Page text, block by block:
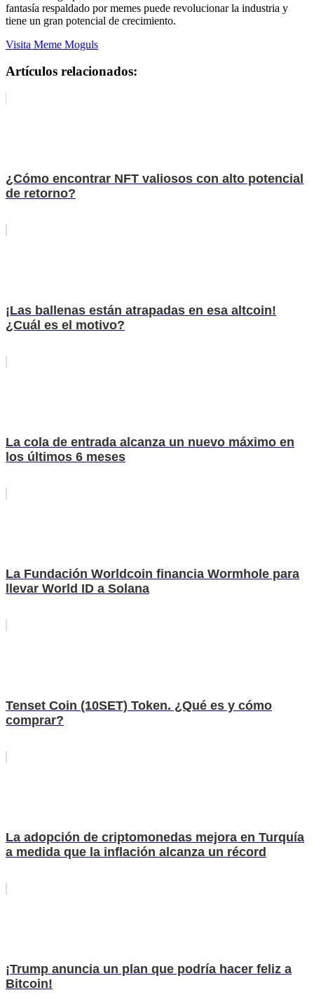
fantasía respaldado por memes puede revolucionar la industria y
tiene un gran potencial de crecimiento.
Visita Meme Moguls
Artículos relacionados:
¿Cómo encontrar NFT valiosos con alto potencial
de retorno?
¡Las ballenas están atrapadas en esa altcoin!
¿Cuál es el motivo?
La cola de entrada alcanza un nuevo máximo en
los últimos 6 meses
La Fundación Worldcoin financia Wormhole para
llevar World ID a Solana
Tenset Coin (10SET) Token. ¿Qué es y cómo
comprar?
La adopción de criptomonedas mejora en Turquía
a medida que la inflación alcanza un récord
¡Trump anuncia un plan que podría hacer feliz a
Bitcoin!